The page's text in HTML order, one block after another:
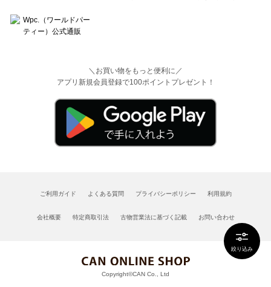
絞り込み
＼お買い物をもっと便利に／
アプリ新規会員登録で100ポイントプレゼント！
ご利用ガイド よくある質問 プライバシーポリシー 利用規約
会社概要 特定商取引法 古物営業法に基づく記載 お問い合わせ
Copyright©CAN Co., Ltd